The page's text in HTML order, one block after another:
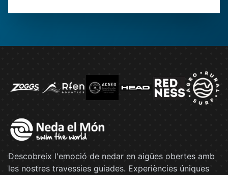
Descobreix l'emoció de nedar en aigües obertes amb
les nostres travessies guiades. Experiències úniques